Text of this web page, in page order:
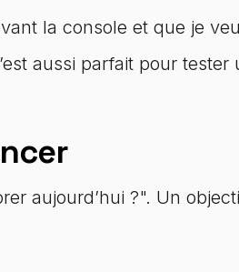
la console et que je
aussi parfait pour
aujourd’hui ?". Un